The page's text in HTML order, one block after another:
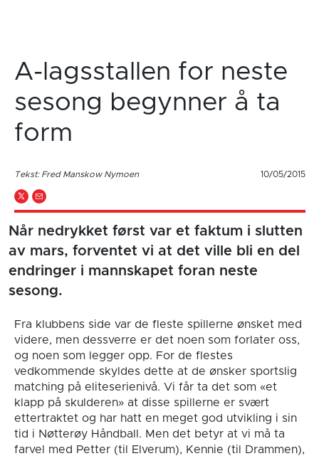
A-lagsstallen for neste
sesong begynner å ta
form
Tekst: Fred Manskow Nymoen 10/05/2015
Når nedrykket først var et faktum i slutten
av mars, forventet vi at det ville bli en del
endringer i mannskapet foran neste
sesong.
Fra klubbens side var de fleste spillerne ønsket med
videre, men dessverre er det noen som forlater oss,
og noen som legger opp. For de flestes
vedkommende skyldes dette at de ønsker sportslig
matching på eliteserienivå. Vi får ta det som «et
klapp på skulderen» at disse spillerne er svært
ettertraktet og har hatt en meget god utvikling i sin
tid i Nøtterøy Håndball. Men det betyr at vi må ta
farvel med Petter (til Elverum), Kennie (til Drammen),